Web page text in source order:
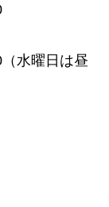
水曜日は昼